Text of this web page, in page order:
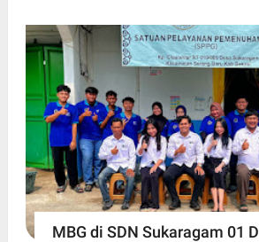
MBG di SDN Sukaragam 01